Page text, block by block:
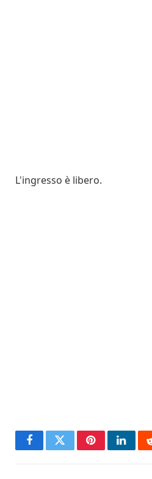
L'ingresso è libero.
FacebookTwitterPinterest